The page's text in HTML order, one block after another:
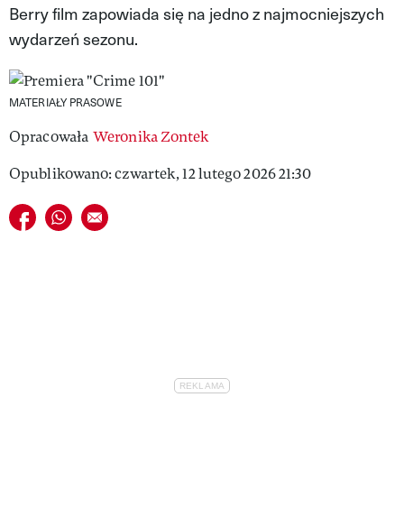
Berry film zapowiada się na jedno z najmocniejszych
wydarzeń sezonu.
MATERIAŁY PRASOWE
Opracowała Weronika Zontek
Opublikowano: czwartek, 12 lutego 2026 21:30
Udostępnij na facebook
Udostępnij na whatsapp
E-mail do przyjaciela